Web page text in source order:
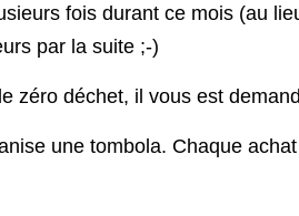
fois durant ce mois (au
par la suite ;-)
zéro déchet, il vous est
une tombola. Chaque